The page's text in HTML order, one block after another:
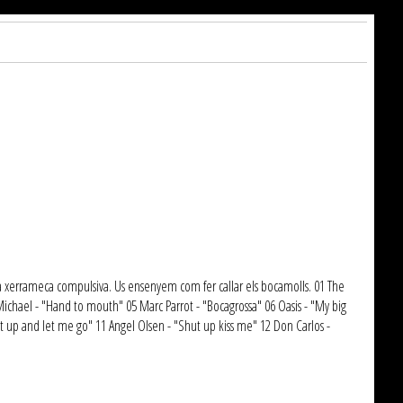
compulsiva. Us ensenyem com fer callar els bocamolls. 01 The
- "Hand to mouth" 05 Marc Parrot - "Bocagrossa" 06 Oasis - "My big
and let me go" 11 Angel Olsen - "Shut up kiss me" 12 Don Carlos -